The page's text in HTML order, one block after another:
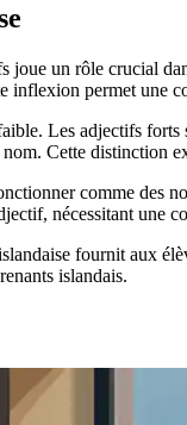
joue un rôle crucial
permet une
Les adjectifs
Cette distinction
comme
nécessitant une
fournit aux
islandais.